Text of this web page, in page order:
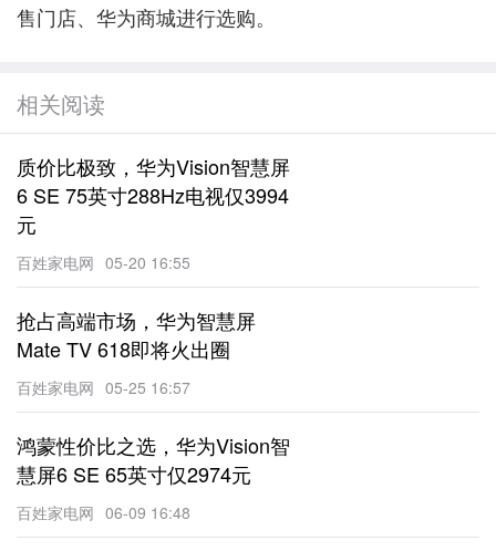
售门店、华为商城进行选购。
相关阅读
质价比极致，华为Vision智慧屏
6 SE 75英寸288Hz电视仅3994
元
百姓家电网 05-20 16:55
抢占高端市场，华为智慧屏
Mate TV 618即将火出圈
百姓家电网 05-25 16:57
鸿蒙性价比之选，华为Vision智
慧屏6 SE 65英寸仅2974元
百姓家电网 06-09 16:48